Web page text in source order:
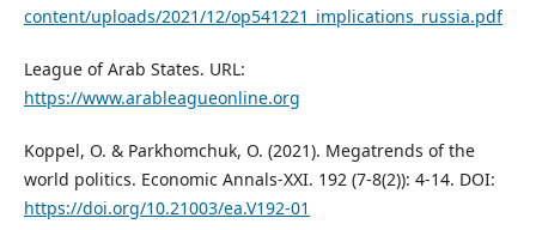
content/uploads/2021/12/op541221_implications_russia.pdf
League of Arab States. URL:
https://www.arableagueonline.org
Koppel, O. & Parkhomchuk, O. (2021). Megatrends of the
world politics. Economic Annals-XXI. 192 (7-8(2)): 4-14. DOI:
https://doi.org/10.21003/ea.V192-01